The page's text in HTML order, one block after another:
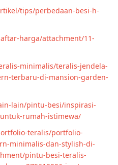
tips/perbedaan-besi-h-
harga/attachment/11-
minimalis/teralis-jendela-
terbaru-di-mansion-garden-
lain/pintu-besi/inspirasi-
rumah-istimewa/
teralis/portfolio-
minimalis-dan-stylish-di-
pintu-besi-teralis-